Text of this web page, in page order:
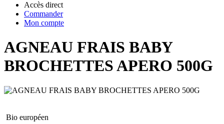
Accès direct
Commander
Mon compte
AGNEAU FRAIS BABY
BROCHETTES APERO 500G
Bio européen